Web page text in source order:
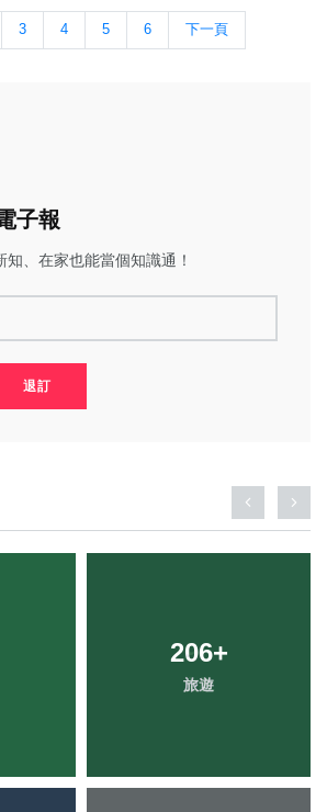
3 4 5 6 下一頁
子報
知、在家也能當個知識通！
退訂
206+
旅遊